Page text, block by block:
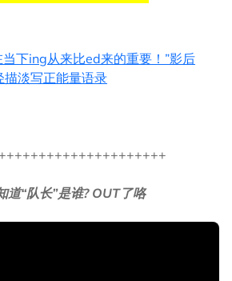
当下ing从来比ed来的重要！”影后
淡写正能量语录
道“队长”是谁? OUT了咯